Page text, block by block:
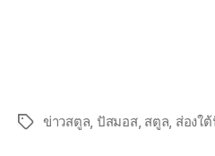
ข่าวสตูล, ปัสมอส, สตูล, ส่องใ